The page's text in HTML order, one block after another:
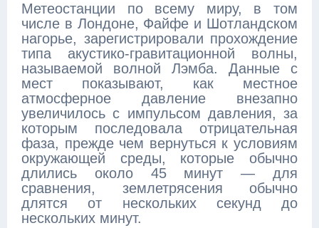
Метеостанции по всему миру, в том
числе в Лондоне, Файфе и Шотландском
нагорье, зарегистрировали прохождение
типа акустико-гравитационной волны,
называемой волной Лэмба. Данные с
мест показывают, как местное
атмосферное давление внезапно
увеличилось с импульсом давления, за
которым последовала отрицательная
фаза, прежде чем вернуться к условиям
окружающей среды, которые обычно
длились около 45 минут — для
сравнения, землетрясения обычно
длятся от нескольких секунд до
нескольких минут.